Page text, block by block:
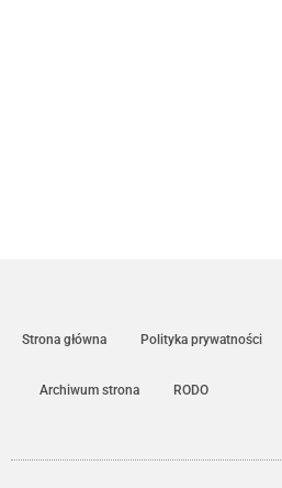
Strona główna Polityka prywatności
Archiwum strona RODO